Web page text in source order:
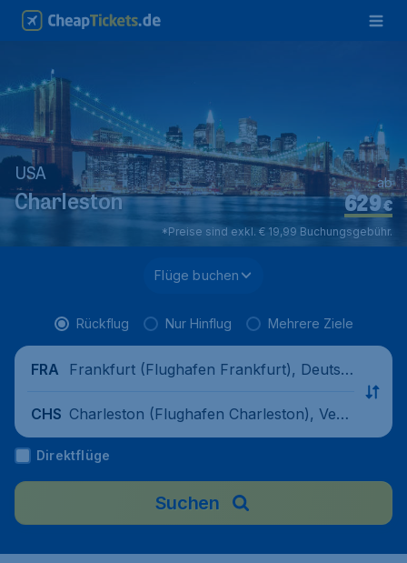
USA
Charleston €
629
ab
*Preise sind exkl. € 19,99 Buchungsgebühr.
Flüge buchen
Rückflug Nur Hinflug Mehrere Ziele
FRA
Frankfurt (Flughafen Frankfurt), Deutsc
CHS Charleston (Flughafen Charleston), Verei
nigte Staaten
Direktflüge
Suchen